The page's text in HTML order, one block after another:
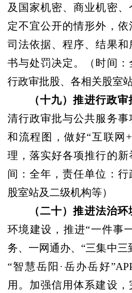
及国家机密、商业机密
定不宜公开的情形外，依
司法依据、程序、结果
书与处罚决定。
（ 时间：
行政审批股、各相关股室
（十九）推进行政审
清行政审批与公共服务
和流程图，做好“互联网
理，落实好各项推行的新
间：全年，责任单位：
股室站及二级机构等）
（二十）推进法治环
环境建设，推进“一件事
务、一网通办、“三集中三
“智慧岳阳·岳办岳好
用。加强信用体系建设